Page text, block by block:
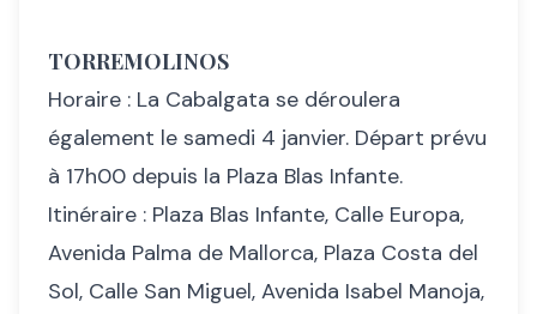
TORREMOLINOS
Horaire : La Cabalgata se déroulera
également le samedi 4 janvier. Départ prévu
à 17h00 depuis la Plaza Blas Infante.
Itinéraire : Plaza Blas Infante, Calle Europa,
Avenida Palma de Mallorca, Plaza Costa del
Sol, Calle San Miguel, Avenida Isabel Manoja,